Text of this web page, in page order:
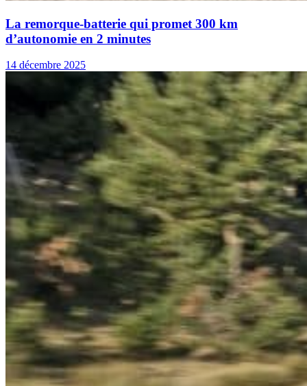
La remorque-batterie qui promet 300 km
d’autonomie en 2 minutes
14 décembre 2025